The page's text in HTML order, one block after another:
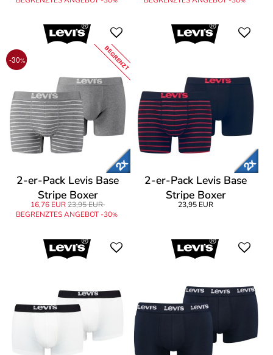
-30% BEGRENZT
2-er-Pack Levis Base
Stripe Boxer
16,76 EUR23,95 EUR
BEGRENZTES ANGEBOT -30%
2-er-Pack Levis Base
Stripe Boxer
23,95 EUR